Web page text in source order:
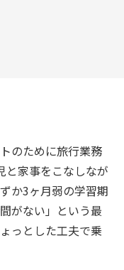
のために旅行業務
と家事をこなしなが
か3ヶ月弱の学習期
がない」という最
っとした工夫で乗